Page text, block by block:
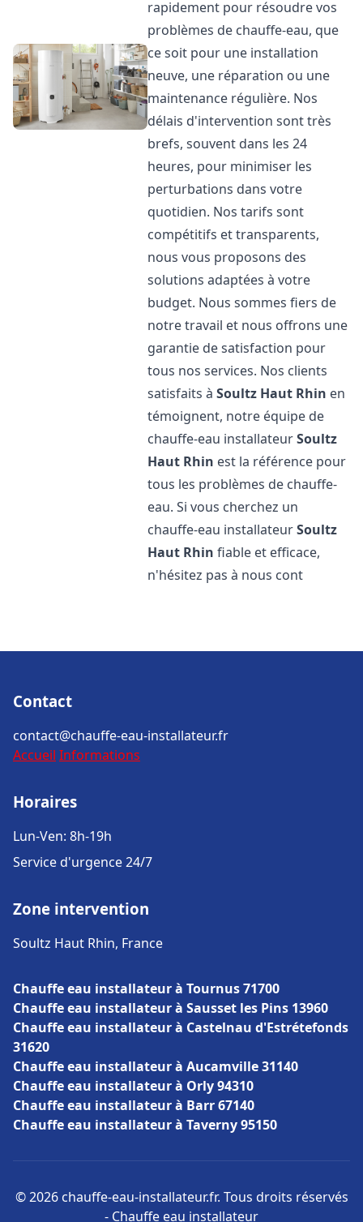
rapidement pour résoudre vos
problèmes de chauffe-eau, que
ce soit pour une installation
neuve, une réparation ou une
maintenance régulière. Nos
délais d'intervention sont très
brefs, souvent dans les 24
heures, pour minimiser les
perturbations dans votre
quotidien. Nos tarifs sont
compétitifs et transparents,
nous vous proposons des
solutions adaptées à votre
budget. Nous sommes fiers de
notre travail et nous offrons une
garantie de satisfaction pour
tous nos services. Nos clients
satisfaits àSoultz Haut Rhin en
témoignent, notre équipe de
chauffe-eau installateurSoultz
Haut Rhin est la référence pour
tous les problèmes de chauffe-
eau. Si vous cherchez un
chauffe-eau installateurSoultz
Haut Rhin fiable et efficace,
n'hésitez pas à nous cont
Contact
contact@chauffe-eau-installateur.fr
Accueil Informations
Horaires
Lun-Ven: 8h-19h
Service d'urgence 24/7
Zone intervention
Soultz Haut Rhin, France
Chauffe eau installateur à Tournus 71700
Chauffe eau installateur à Sausset les Pins 13960
Chauffe eau installateur à Castelnau d'Estrétefonds
31620
Chauffe eau installateur à Aucamville 31140
Chauffe eau installateur à Orly 94310
Chauffe eau installateur à Barr 67140
Chauffe eau installateur à Taverny 95150
© 2026 chauffe-eau-installateur.fr. Tous droits réservés
- Chauffe eau installateur